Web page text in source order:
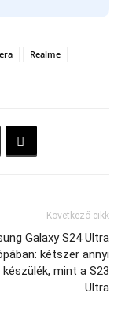
Realme
Következő cikk
Galaxy S24 Ultra
kétszer annyi
mint a S23
Ultra